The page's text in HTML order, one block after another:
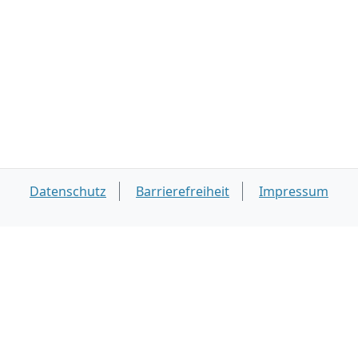
Datenschutz Barrierefreiheit Impressum